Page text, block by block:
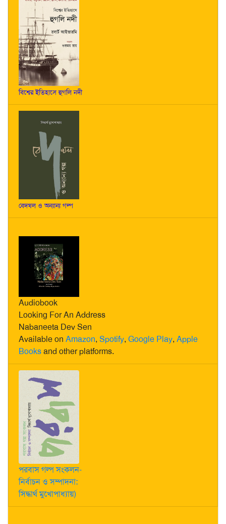
বিশ্বের ইতিহাসে হুগলি নদী
বেদখল ও অন্যান্য গল্প
Audiobook
Looking For An Address
Nabaneeta Dev Sen
Available on Amazon, Spotify, Google Play, Apple
Booksand other platforms.
পরবাস গল্প সংকলন-
নির্বাচন ও সম্পাদনা:
সিদ্ধার্থ মুখোপাধ্যায়)